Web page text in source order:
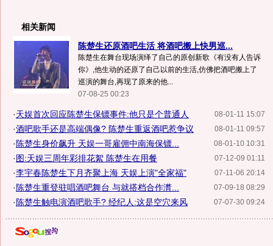
相关新闻
陈楚生还原酒吧生活 将酒吧搬上快男巡...
陈楚生在舞台现场演绎了自己的原创新歌《有没有人告诉
你》,他生动的还原了自己以前的生活,仿佛把酒吧搬上了
巡演的舞台,再现了原来的他...
07-08-25 00:23
08-01-11 15:07
·天娱首次回应陈楚生保镖事件:他只是个普通人
08-01-11 09:57
·酒吧歌手还是高端偶像? 陈楚生重返酒吧惹争议
08-01-10 10:31
· 陈楚生身价飙升 天娱一哥雇佣中南海保镖...
07-12-09 01:11
·图:天娱三周年彩排花絮 陈楚生在用餐
07-11-06 20:14
·李宇春陈楚生下月齐聚上海 天娱上演"全家福"
07-09-18 08:29
· 陈楚生重登驻唱酒吧舞台 与就搭档合作潸...
07-07-30 09:24
· 陈楚生触电演酒吧歌手? 经纪人:这是空穴来风